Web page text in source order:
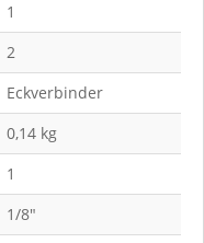
1
2
Eckverbinder
0,14 kg
1
1/8"